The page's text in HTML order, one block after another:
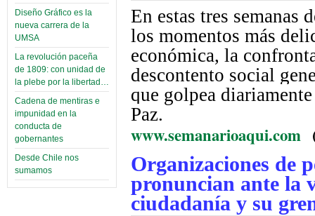
Diseño Gráfico es la
nueva carrera de la
UMSA
La revolución paceña
de 1809: con unidad de
la plebe por la libertad…
Cadena de mentiras e
impunidad en la
conducta de
gobernantes
Desde Chile nos
sumamos
En estas tres
los momentos más
económica, la
descontento social
que golpea
Paz.
www.semanarioaqui.com
Organizaciones de
pronuncian ante la
ciudadanía y su